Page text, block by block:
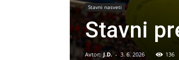
Stavni nasveti
Stavni
Avtor: J.D. - 3. 6. 2026 136